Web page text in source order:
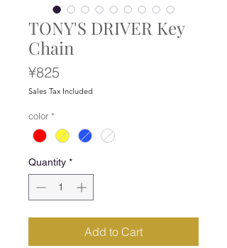
TONY'S DRIVER Key
Chain
¥825
Sales Tax Included
color *
Quantity *
Add to Cart